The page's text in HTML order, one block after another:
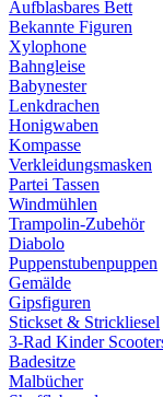
Aufblasbares Bett
Bekannte Figuren
Xylophone
Bahngleise
Babynester
Lenkdrachen
Honigwaben
Kompasse
Verkleidungsmasken
Partei Tassen
Windmühlen
Trampolin-Zubehör
Diabolo
Puppenstubenpuppen
Gemälde
Gipsfiguren
Stickset & Strickliesel
3-Rad Kinder
Badesitze
Malbücher